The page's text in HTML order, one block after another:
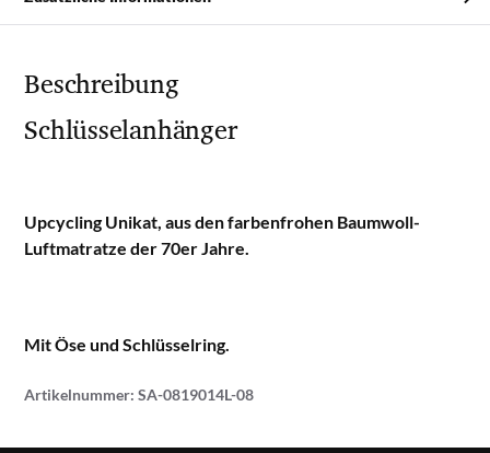
Beschreibung
Schlüsselanhänger
Upcycling Unikat, aus den farbenfrohen Baumwoll-
Luftmatratze der 70er Jahre.
Mit Öse und Schlüsselring.
Artikelnummer:SA-0819014L-08